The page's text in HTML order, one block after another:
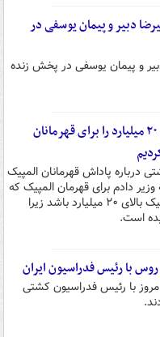
دبیر و پیمان یوسفی در
و پیمان یوسفی در پخش زنده
دبیر: پاداش بالای ۲۰ میلیارد را برای قهرمانان
درباره پاداش قهرمانان المپیک
دادم برای قهرمان المپیک که
پاداش قهرمان المپیک بالای ۲۰ میلیارد باشد زیرا
با رئیس فدراسیون ایران
با رئیس فدراسیون کشتی